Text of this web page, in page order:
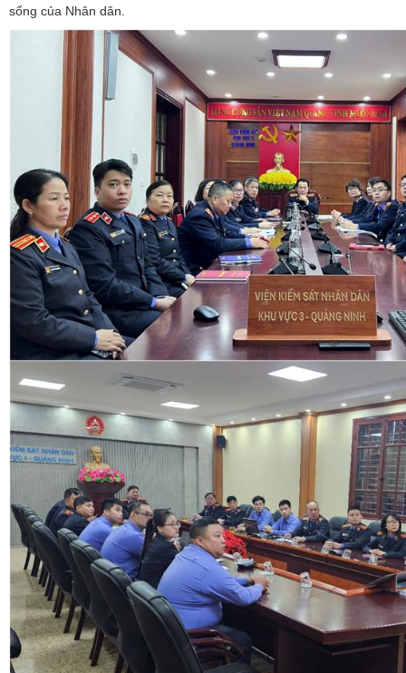
sống của Nhân dân.